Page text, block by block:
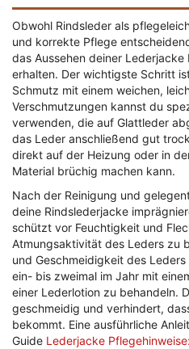
Obwohl Rindsleder als
und korrekte Pflege
das Aussehen deiner Lederjacke
erhalten. Der wichtigste Schritt
Schmutz mit einem weichen,
Verschmutzungen kannst du
verwenden, die auf Glattleder
das Leder anschließend gut
direkt auf der Heizung oder in
Material brüchig machen kann.
Nach der Reinigung und
deine Rindslederjacke
schützt vor Feuchtigkeit und
Atmungsaktivität des Leders zu
und Geschmeidigkeit des
ein- bis zweimal im Jahr mit
einer Lederlotion zu behandeln.
geschmeidig und verhindert,
bekommt. Eine ausführliche
Guide Lederjacke